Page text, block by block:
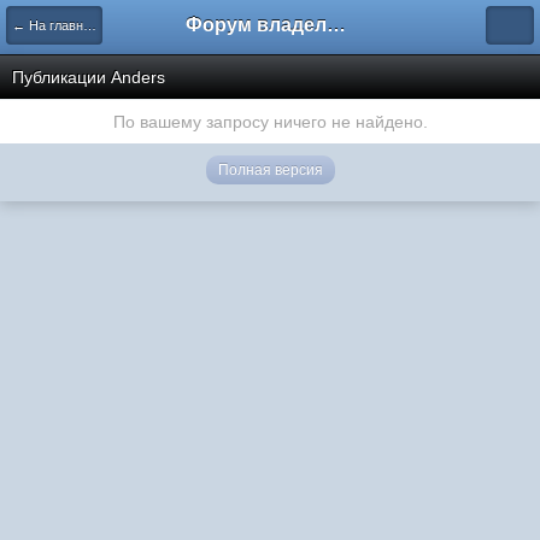
← На главную Форум владельцев интернет-магазинов
Публикации Anders
По вашему запросу ничего не найдено.
Полная версия